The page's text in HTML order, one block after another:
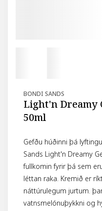
BONDI SANDS
Light'n Dreamy
50ml
Gefðu húðinni þá
Sands Light'n Dreamy
fullkomin fyrir þá sem
léttan raka. Kremið er
náttúrulegum jurtum.
vatnsmelónuþykkni og